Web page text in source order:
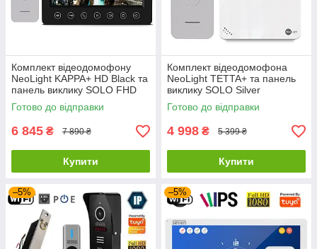
Комплект відеодомофону
NeoLight KAPPA+ HD Black та
панель виклику SOLO FHD
Silver
Готово до відправки
6 845 ₴ 7 890 ₴
Купити
Комплект відеодомофона
NeoLight TETTA+ та панель
виклику SOLO Silver
Готово до відправки
4 998 ₴ 5 399 ₴
Купити
–5% –5%